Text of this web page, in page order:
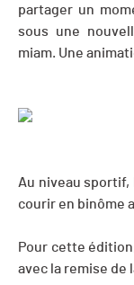
partager un
sous une
miam. Une
Au niveau sportif,
courir en binôme
Pour cette
avec la remise de